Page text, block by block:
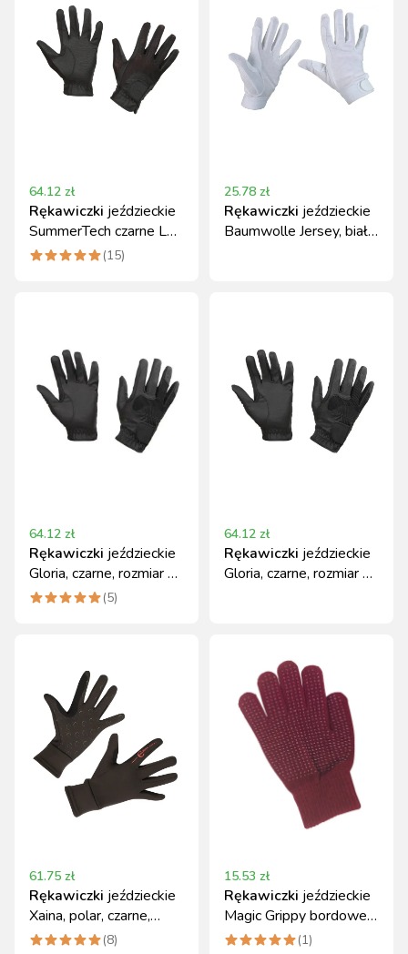
64.12 zł
Rękawiczki jeździeckie
SummerTech czarne L
Covalliero
(15)
25.78 zł
Rękawiczki jeździeckie
Baumwolle Jersey, biały,
64.12 zł
Rękawiczki jeździeckie
Gloria, czarne, rozmiar M,
Covalliero
(5)
64.12 zł
Rękawiczki jeździeckie
Gloria, czarne, rozmiar 5,
61.75 zł
Rękawiczki jeździeckie
Xaina, polar, czarne,
rozmiar S
(8)
15.53 zł
Rękawiczki jeździeckie
Magic Grippy bordowe
uniwersalne Covalliero
(1)